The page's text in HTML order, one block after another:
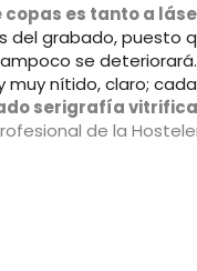
copas es tanto a
del grabado, puesto
se
nítido, claro;
serigrafía
de la